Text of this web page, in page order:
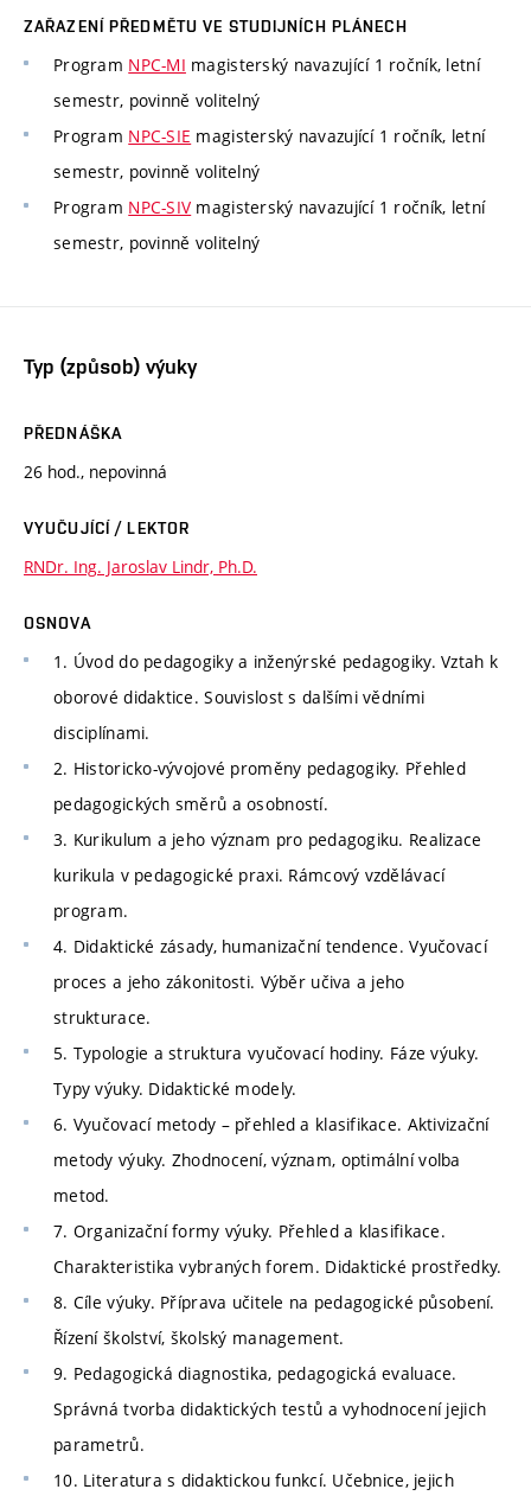
ZAŘAZENÍ PŘEDMĚTU VE STUDIJNÍCH PLÁNECH
Program NPC-MI magisterský navazující 1 ročník, letní
semestr, povinně volitelný
Program NPC-SIE magisterský navazující 1 ročník, letní
semestr, povinně volitelný
Program NPC-SIV magisterský navazující 1 ročník, letní
semestr, povinně volitelný
Typ (způsob) výuky
PŘEDNÁŠKA
26 hod., nepovinná
VYUČUJÍCÍ / LEKTOR
RNDr. Ing. Jaroslav Lindr, Ph.D.
OSNOVA
1. Úvod do pedagogiky a inženýrské pedagogiky. Vztah k
oborové didaktice. Souvislost s dalšími vědními
disciplínami.
2. Historicko-vývojové proměny pedagogiky. Přehled
pedagogických směrů a osobností.
3. Kurikulum a jeho význam pro pedagogiku. Realizace
kurikula v pedagogické praxi. Rámcový vzdělávací
program.
4. Didaktické zásady, humanizační tendence. Vyučovací
proces a jeho zákonitosti. Výběr učiva a jeho
strukturace.
5. Typologie a struktura vyučovací hodiny. Fáze výuky.
Typy výuky. Didaktické modely.
6. Vyučovací metody – přehled a klasifikace. Aktivizační
metody výuky. Zhodnocení, význam, optimální volba
metod.
7. Organizační formy výuky. Přehled a klasifikace.
Charakteristika vybraných forem. Didaktické prostředky.
8. Cíle výuky. Příprava učitele na pedagogické působení.
Řízení školství, školský management.
9. Pedagogická diagnostika, pedagogická evaluace.
Správná tvorba didaktických testů a vyhodnocení jejich
parametrů.
10. Literatura s didaktickou funkcí. Učebnice, jejich